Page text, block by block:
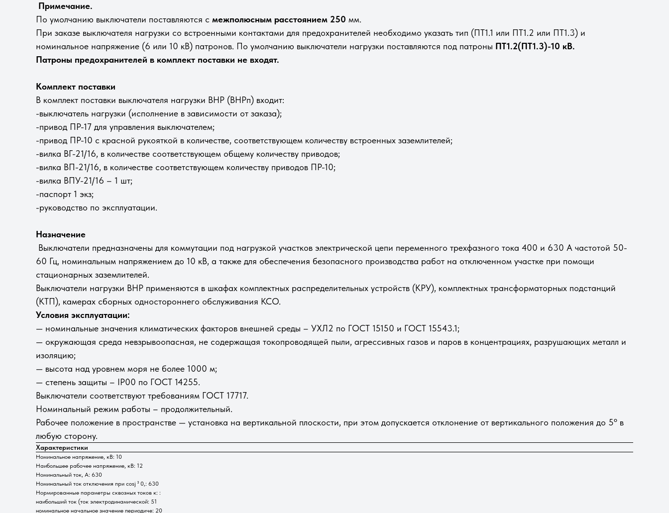
Примечание.
По умолчанию выключатели поставляются с межполюсным расстоянием 250 мм.
При заказе выключателя нагрузки со встроенными контактами для предохранителей необходимо указать тип (ПТ1.1 или ПТ1.2 или ПТ1.3) и
номинальное напряжение (6 или 10 кВ) патронов. По умолчанию выключатели нагрузки поставляются под патроны ПТ1.2(ПТ1.3)-10 кВ.
Патроны предохранителей в комплект поставки не входят.
Комплект поставки
В комплект поставки выключателя нагрузки ВНР (ВНРп) входит:
-выключатель нагрузки (исполнение в зависимости от заказа);
-привод ПР-17 для управления выключателем;
-привод ПР-10 с красной рукояткой в количестве, соответствующем количеству встроенных заземлителей;
-вилка ВГ-21/16, в количестве соответствующем общему количеству приводов;
-вилка ВП-21/16, в количестве соответствующем количеству приводов ПР-10;
-вилка ВПУ-21/16 – 1 шт;
-паспорт 1 экз;
-руководство по эксплуатации.
Назначение
Выключатели предназначены для коммутации под нагрузкой участков электрической цепи переменного трехфазного тока 400 и 630 А частотой 50-
60 Гц, номинальным напряжением до 10 кВ, а также для обеспечения безопасного производства работ на отключенном участке при помощи
стационарных заземлителей.
Выключатели нагрузки ВНР применяются в шкафах комплектных распределительных устройств (КРУ), комплектных трансформаторных подстанций
(КТП), камерах сборных одностороннего обслуживания КСО.
Условия эксплуатации:
— номинальные значения климатических факторов внешней среды – УХЛ2 по ГОСТ 15150 и ГОСТ 15543.1;
— окружающая среда невзрывоопасная, не содержащая токопроводящей пыли, агрессивных газов и паров в концентрациях, разрушающих металл и
изоляцию;
— высота над уровнем моря не более 1000 м;
— степень защиты – IP00 по ГОСТ 14255.
Выключатели соответствуют требованиям ГОСТ 17717.
Номинальный режим работы – продолжительный.
Рабочее положение в пространстве — установка на вертикальной плоскости, при этом допускается отклонение от вертикального положения до 5º в
любую сторону.
Характеристики
Номинальное напряжение, кВ: 10
Наибольшее рабочее напряжение, кВ: 12
Номинальный ток, А: 630
Номинальный ток отключения при cosj ³ 0,: 630
Нормированные параметры сквозных токов к: :
наибольший ток (ток электродинамической: 51
номинальное начальное значение периодиче: 20